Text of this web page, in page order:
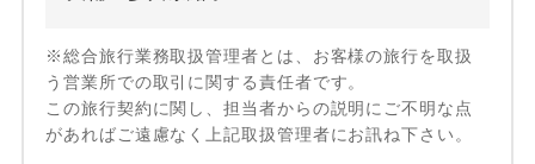
※総合旅行業務取扱管理者とは、お客様の旅行を取扱
う営業所での取引に関する責任者です。
この旅行契約に関し、担当者からの説明にご不明な点
があればご遠慮なく上記取扱管理者にお訊ね下さい。